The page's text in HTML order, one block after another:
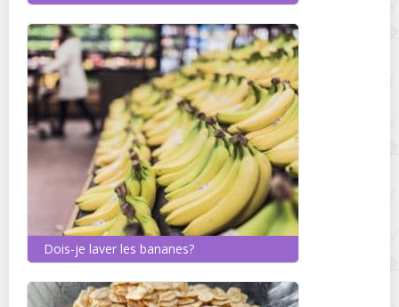
Dois-je laver les bananes?